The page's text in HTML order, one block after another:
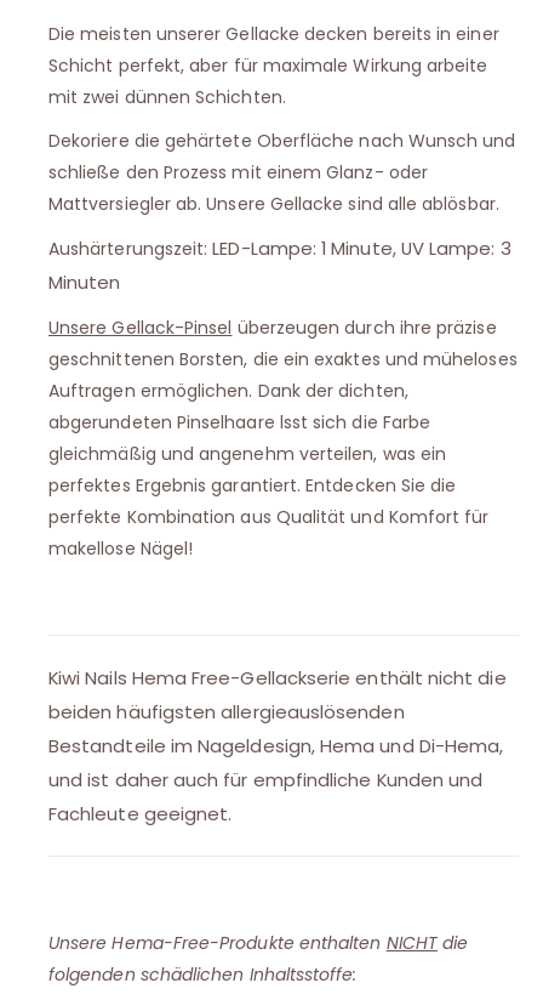
Die meisten unserer Gellacke decken bereits in einer
Schicht perfekt, aber für maximale Wirkung arbeite
mit zwei dünnen Schichten.
Dekoriere die gehärtete Oberfläche nach Wunsch und
schließe den Prozess mit einem Glanz- oder
Mattversiegler ab. Unsere Gellacke sind alle ablösbar.
Aushärterungszeit:LED-Lampe: 1 Minute, UV Lampe: 3
Minuten
Unsere Gellack-Pinsel überzeugen durch ihre präzise
geschnittenen Borsten, die ein exaktes und müheloses
Auftragen ermöglichen. Dank der dichten,
abgerundeten Pinselhaare lsst sich die Farbe
gleichmäßig und angenehm verteilen, was ein
perfektes Ergebnis garantiert. Entdecken Sie die
perfekte Kombination aus Qualität und Komfort für
makellose Nägel!
Kiwi Nails Hema Free-Gellackserie enthält nicht die
beiden häufigsten allergieauslösenden
Bestandteile im Nageldesign, Hema und Di-Hema,
und ist daher auch für empfindliche Kunden und
Fachleute geeignet.
Unsere Hema-Free-Produkte enthalten NICHTdie
folgenden schädlichen Inhaltsstoffe: